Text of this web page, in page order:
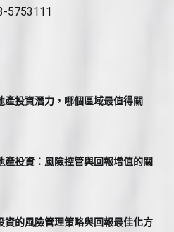
5753111
產投資潛力，哪個區域最值得關
產投資：風險控管與回報增值的關
資的風險管理策略與回報最佳化方